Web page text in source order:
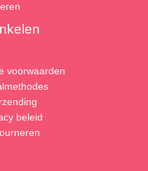
voorwaarden
beleid